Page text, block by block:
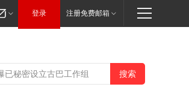
登录 注册免费邮箱